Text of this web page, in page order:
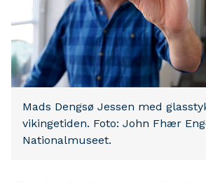
Mads Dengsø Jessen med
vikingetiden. Foto: John Fhær
Nationalmuseet.